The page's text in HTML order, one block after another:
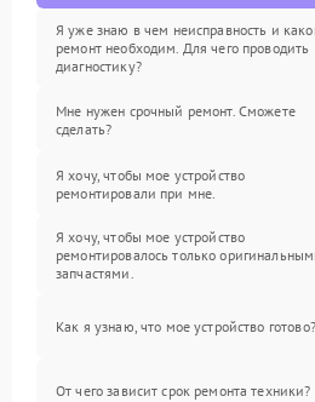
Я уже знаю в чем неисправность и
ремонт необходим. Для чего проводить
диагностику?
Мне нужен срочный ремонт. Сможете
сделать?
Я хочу, чтобы мое устройство
ремонтировали при мне.
Я хочу, чтобы мое устройство
ремонтировалось только
запчастями.
Как я узнаю, что мое устройство готово?
От чего зависит срок ремонта техники?